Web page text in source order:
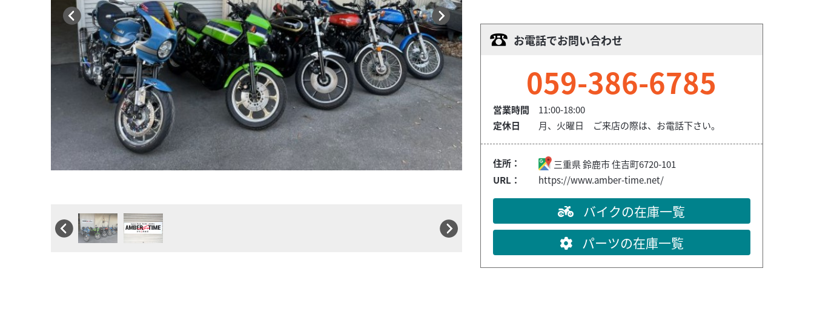
ご来店の際には必ず電話にてご予約ください。
お電話でお問い合わせ
059-386-6785
営業時間
11:00-18:00
定休日
月、火曜日 ご来店の際は、お電話下さい。
住所： 三重県鈴鹿市住吉町6720-101
URL：
https://www.amber-time.net/
バイクの在庫一覧
パーツの在庫一覧